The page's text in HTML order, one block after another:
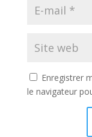
Enregistrer
le navigateur